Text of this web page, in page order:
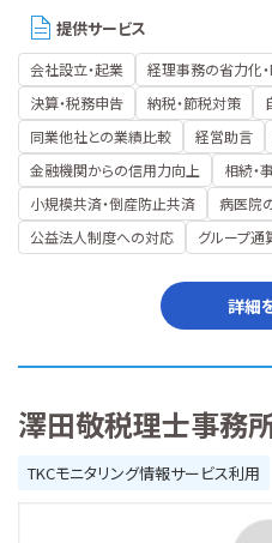
提供サービス
会社設立・起業 経理事務の省力化
決算・税務申告
納税・節税対策
同業他社との業績比較
経営助言
金融機関からの信用力向上
相続・
小規模共済・倒産防止共済
病医院
公益法人制度への対応
グループ通
詳細
澤田敬税理士事務
TKCモニタリング情報サービス利用